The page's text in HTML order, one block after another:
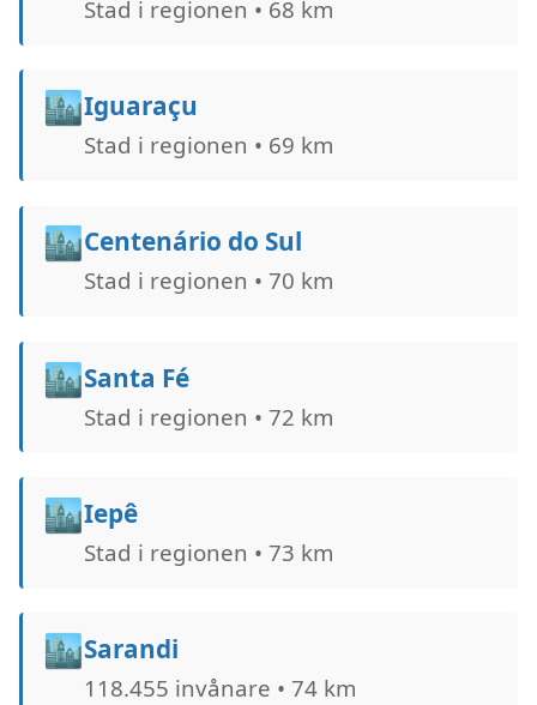
Stad i regionen • 68 km
🏙️Iguaraçu
Stad i regionen • 69 km
🏙️Centenário do Sul
Stad i regionen • 70 km
🏙️Santa Fé
Stad i regionen • 72 km
🏙️Iepê
Stad i regionen • 73 km
🏙️Sarandi
118.455 invånare • 74 km